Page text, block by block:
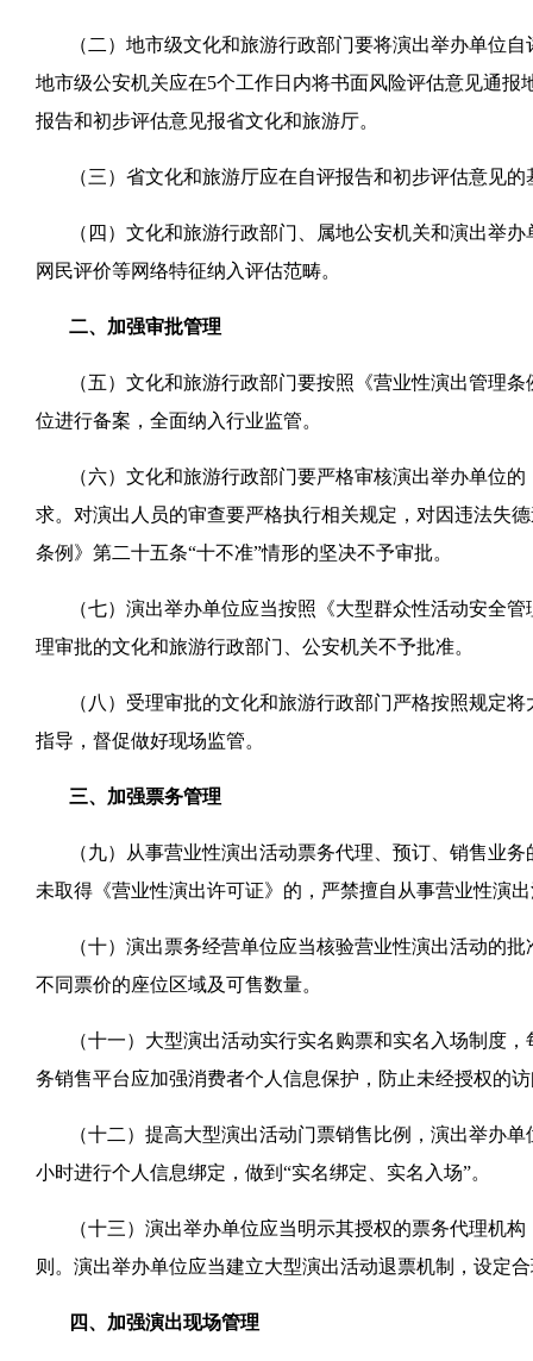
（二）地市级文化和旅游行政部门要将演出举办单位
地市级公安机关应在5个工作日内将书面风险评估意见通
报告和初步评估意见报省文化和旅游厅。
（三）省文化和旅游厅应在自评报告和初步评估意见
（四）文化和旅游行政部门、属地公安机关和演出举
网民评价等网络特征纳入评估范畴。
二、加强审批管理
（五）文化和旅游行政部门要按照《营业性演出管理
位进行备案，全面纳入行业监管。
（六）文化和旅游行政部门要严格审核演出举办单位
求。对演出人员的审查要严格执行相关规定，对因违法失
条例》第二十五条“十不准”情形的坚决不予审批。
（七）演出举办单位应当按照《大型群众性活动安全
理审批的文化和旅游行政部门、公安机关不予批准。
（八）受理审批的文化和旅游行政部门严格按照规定
指导，督促做好现场监管。
三、加强票务管理
（九）从事营业性演出活动票务代理、预订、销售业
未取得《营业性演出许可证》的，严禁擅自从事营业性演
（十）演出票务经营单位应当核验营业性演出活动的
不同票价的座位区域及可售数量。
（十一）大型演出活动实行实名购票和实名入场制度
务销售平台应加强消费者个人信息保护，防止未经授权的
（十二）提高大型演出活动门票销售比例，演出举办
小时进行个人信息绑定，做到“实名绑定、实名入场”。
（十三）演出举办单位应当明示其授权的票务代理机
则。演出举办单位应当建立大型演出活动退票机制，设定
四、加强演出现场管理